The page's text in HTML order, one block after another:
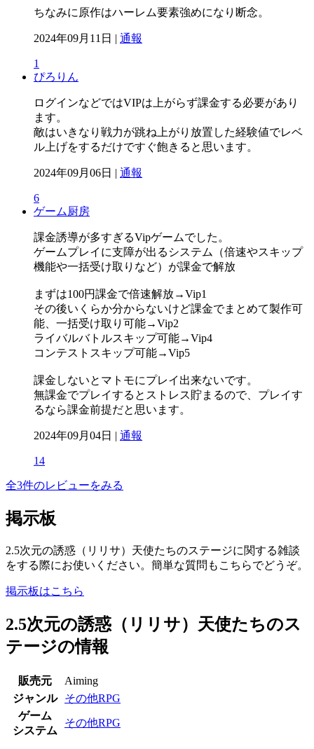
ちなみに原作はハーレム要素強めになり断念。
2024年09月11日 | 通報
1
ぴろりん
ログインなどではVIPは上がらず課金する必要があり
ます。
敵はいきなり戦力が跳ね上がり放置した経験値でレベ
ル上げをするだけですぐ飽きると思います。
2024年09月06日 | 通報
6
ゲーム厨房
課金誘導が多すぎるVipゲームでした。
ゲームプレイに支障が出るシステム（倍速やスキップ
機能や一括受け取りなど）が課金で解放
まずは100円課金で倍速解放→Vip1
その後いくらか分からないけど課金でまとめて製作可
能、一括受け取り可能→Vip2
ライバルバトルスキップ可能→Vip4
コンテストスキップ可能→Vip5
課金しないとマトモにプレイ出来ないです。
無課金でプレイするとストレス貯まるので、プレイす
るなら課金前提だと思います。
2024年09月04日 | 通報
14
全3件のレビューをみる
掲示板
2.5次元の誘惑（リリサ）天使たちのステージに関する雑談
をする際にお使いください。簡単な質問もこちらでどうぞ。
掲示板はこちら
2.5次元の誘惑（リリサ）天使たちのス
テージの情報
販売元
Aiming
ジャンル
その他RPG
ゲーム
システム
その他RPG